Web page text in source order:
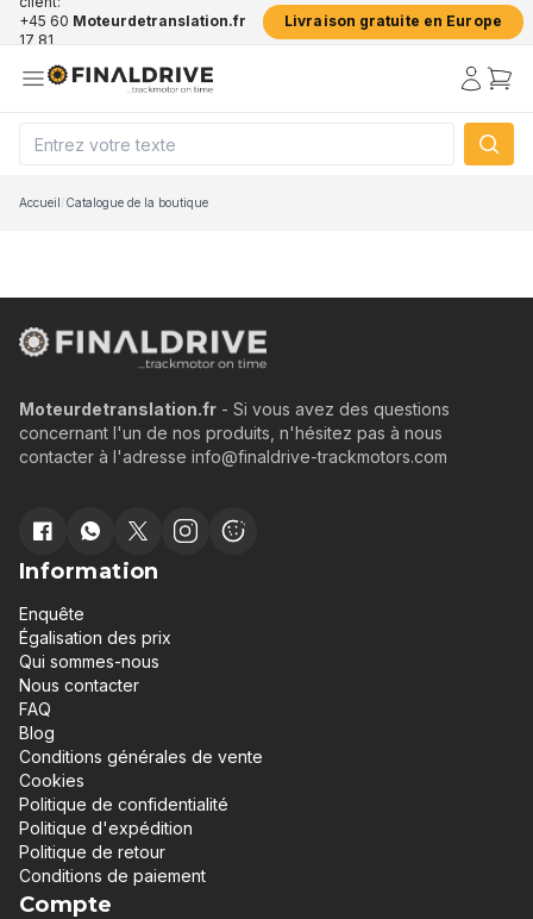
+45 60
17 81
Moteurdetranslation.fr Livraison gratuite en Europe
Accueil/Catalogue de la boutique
Moteurdetranslation.fr - Si vous avez des questions
concernant l'un de nos produits, n'hésitez pas à nous
contacter à l'adresse info@finaldrive-trackmotors.com
Information
Enquête
Égalisation des prix
Qui sommes-nous
Nous contacter
FAQ
Blog
Conditions générales de vente
Cookies
Politique de confidentialité
Politique d'expédition
Politique de retour
Conditions de paiement
Compte